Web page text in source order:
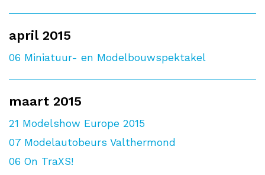
april 2015
06 Miniatuur- en Modelbouwspektakel
maart 2015
21 Modelshow Europe 2015
07 Modelautobeurs Valthermond
06 On TraXS!